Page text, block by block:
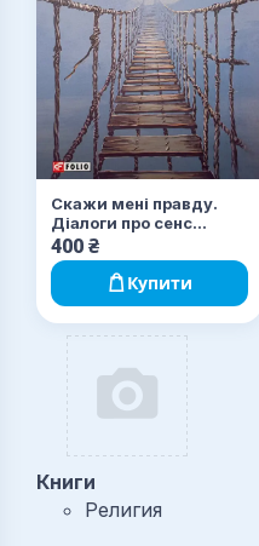
Скажи мені правду.
Діалоги про сенс
життя
400 ₴
Купити
Книги
Религия